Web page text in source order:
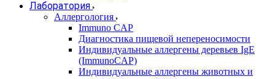
Лаборатория
Аллергология
Immuno CAP
Диагностика пищевой непереносимости
Индивидуальные аллергены деревьев IgE
(ImmunoCAP)
Индивидуальные аллергены животных и